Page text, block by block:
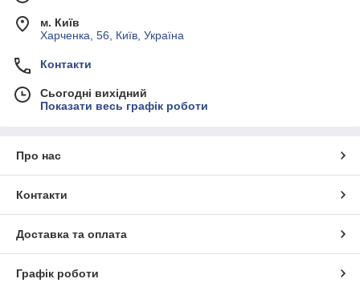
м. Київ
Харченка, 56, Київ, Україна
Контакти
Сьогодні вихідний
Показати весь графік роботи
Про нас
Контакти
Доставка та оплата
Графік роботи